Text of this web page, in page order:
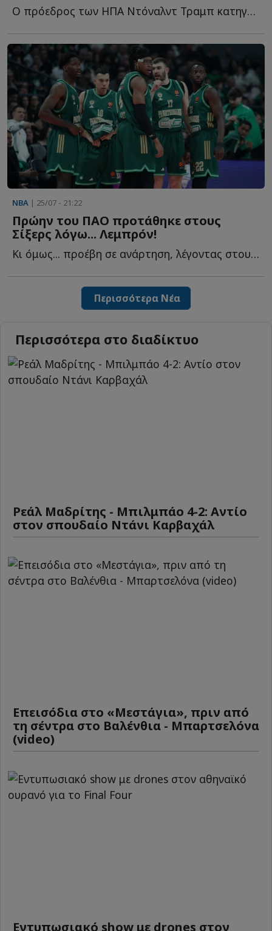
Ο πρόεδρος των ΗΠΑ Ντόναλντ Τραμπ κατηγόρησε τον σταρ τ...
NBA | 25/07 - 21:22
Πρώην του ΠΑΟ προτάθηκε στους
Σίξερς λόγω... Λεμπρόν!
Κι όμως... προέβη σε ανάρτηση, λέγοντας στους Σίξερς ό...
Περισσότερα Νέα
Περισσότερα στο διαδίκτυο
Ρεάλ Μαδρίτης - Μπιλμπάο 4-2: Αντίο
στον σπουδαίο Ντάνι Καρβαχάλ
Επεισόδια στο «Μεστάγια», πριν από
τη σέντρα στο Βαλένθια - Μπαρτσελόνα
(video)
Εντυπωσιακό show με drones στον